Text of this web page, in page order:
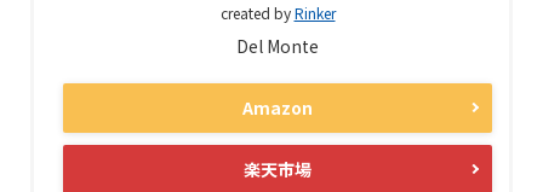
created byRinker
Del Monte
Amazon
楽天市場